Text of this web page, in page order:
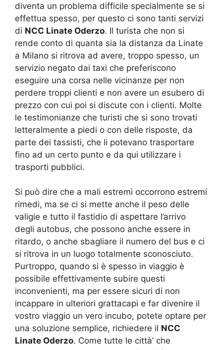
diventa un problema difficile specialmente se si
effettua spesso, per questo ci sono tanti servizi
di NCC Linate Oderzo. Il turista che non si
rende conto di quanta sia la distanza da Linate
a Milano si ritrova ad avere, troppo spesso, un
servizio negato dai taxi che preferiscono
eseguire una corsa nelle vicinanze per non
perdere troppi clienti e non avere un esubero di
prezzo con cui poi si discute con i clienti. Molte
le testimonianze che turisti che si sono trovati
letteralmente a piedi o con delle risposte, da
parte dei tassisti, che li potevano trasportare
fino ad un certo punto e da qui utilizzare i
trasporti pubblici.
Si può dire che a mali estremi occorrono estremi
rimedi, ma se ci si mette anche il peso delle
valigie e tutto il fastidio di aspettare l’arrivo
degli autobus, che possono anche essere in
ritardo, o anche sbagliare il numero del bus e ci
si ritrova in un luogo totalmente sconosciuto.
Purtroppo, quando si è spesso in viaggio è
possibile effettivamente subire questi
inconvenienti, ma per essere sicuri di non
incappare in ulteriori grattacapi e far divenire il
vostro viaggio un vero incubo, potete optare per
una soluzione semplice, richiedere il NCC
Linate Oderzo. Come tutte le città’ che